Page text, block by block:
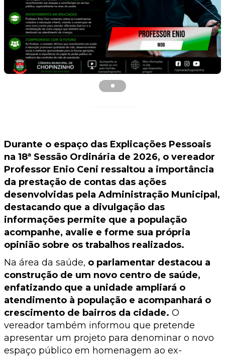
Durante o espaço das Explicações Pessoais
na 18ª Sessão Ordinária de 2026, o vereador
Professor Enio Ceni ressaltou a importância
da prestação de contas das ações
desenvolvidas pela Administração Municipal,
destacando que a divulgação das
informações permite que a população
acompanhe, avalie e forme sua própria
opinião sobre os trabalhos realizados.
Na área da saúde, o parlamentar destacou a
construção de um novo centro de saúde,
enfatizando que a unidade ampliará o
atendimento à população e acompanhará o
crescimento de bairros da cidade. O
vereador também informou que pretende
apresentar um projeto para denominar o novo
espaço público em homenagem ao ex-